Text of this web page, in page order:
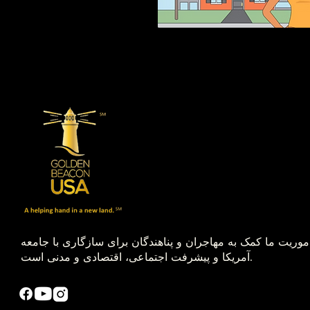
ما کمک به مهاجران و پناهندگان برای سازگاری با جامعه
آمریکا و پیشرفت اجتماعی، اقتصادی و مدنی است.